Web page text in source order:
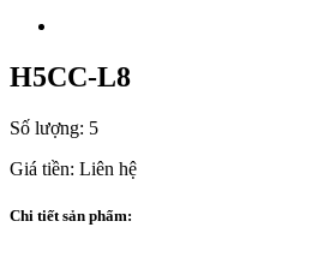
H5CC-L8
Số lượng: 5
Giá tiền: Liên hệ
Chi tiết sản phẩm: